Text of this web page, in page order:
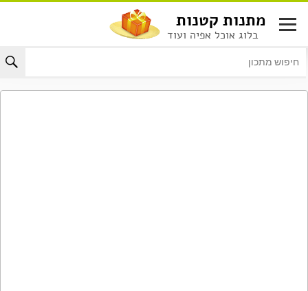
לתוכן
מתנות קטנות
בלוג אוכל אפיה ועוד